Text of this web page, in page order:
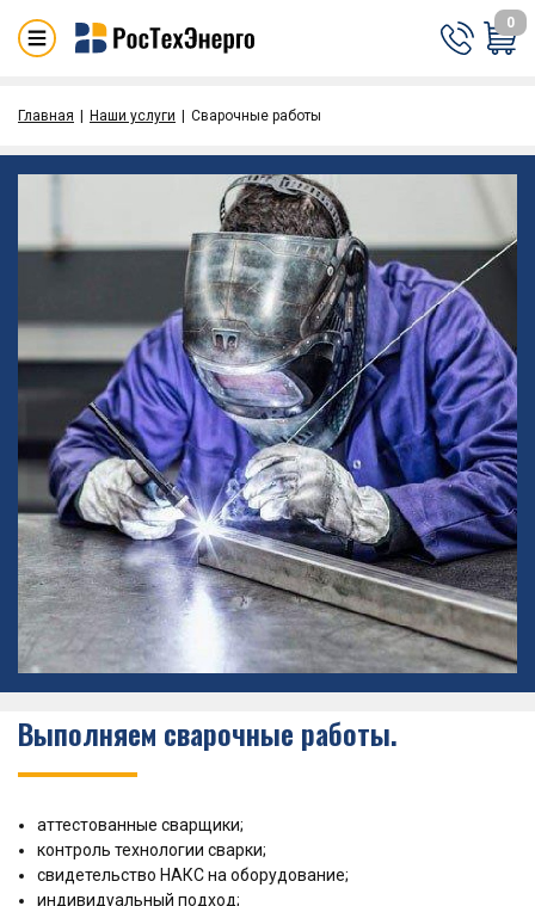
0
Главная Наши услуги Сварочные работы
Выполняем сварочные работы.
аттестованные сварщики;
контроль технологии сварки;
свидетельство НАКС на оборудование;
индивидуальный подход;